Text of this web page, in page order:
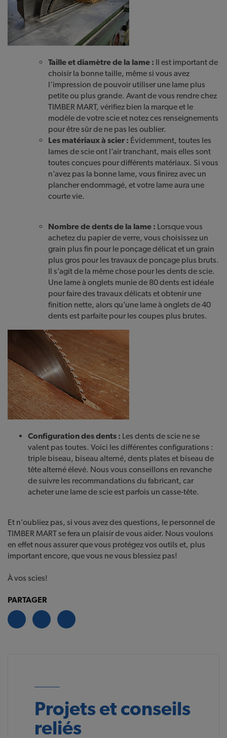
Taille et diamètre de la lame : Il est important de
choisir la bonne taille, même si vous avez
l’impression de pouvoir utiliser une lame plus
petite ou plus grande. Avant de vous rendre chez
TIMBER MART, vérifiez bien la marque et le
modèle de votre scie et notez ces renseignements
pour être sûr de ne pas les oublier.
Les matériaux à scier : Évidemment, toutes les
lames de scie ont l’air tranchant, mais elles sont
toutes conçues pour différents matériaux. Si vous
n’avez pas la bonne lame, vous finirez avec un
plancher endommagé, et votre lame aura une
courte vie.
Nombre de dents de la lame : Lorsque vous
achetez du papier de verre, vous choisissez un
grain plus fin pour le ponçage délicat et un grain
plus gros pour les travaux de ponçage plus bruts.
Il s’agit de la même chose pour les dents de scie.
Une lame à onglets munie de 80 dents est idéale
pour faire des travaux délicats et obtenir une
finition nette, alors qu’une lame à onglets de 40
dents est parfaite pour les coupes plus brutes.
Configuration des dents : Les dents de scie ne se
valent pas toutes. Voici les différentes configurations :
triple biseau, biseau alterné, dents plates et biseau de
tête alterné élevé. Nous vous conseillons en revanche
de suivre les recommandations du fabricant, car
acheter une lame de scie est parfois un casse-tête.
Et n’oubliez pas, si vous avez des questions, le personnel de
TIMBER MART se fera un plaisir de vous aider. Nous voulons
en effet nous assurer que vous protégez vos outils et, plus
important encore, que vous ne vous blessiez pas!
À vos scies!
PARTAGER
Projets et conseils
reliés